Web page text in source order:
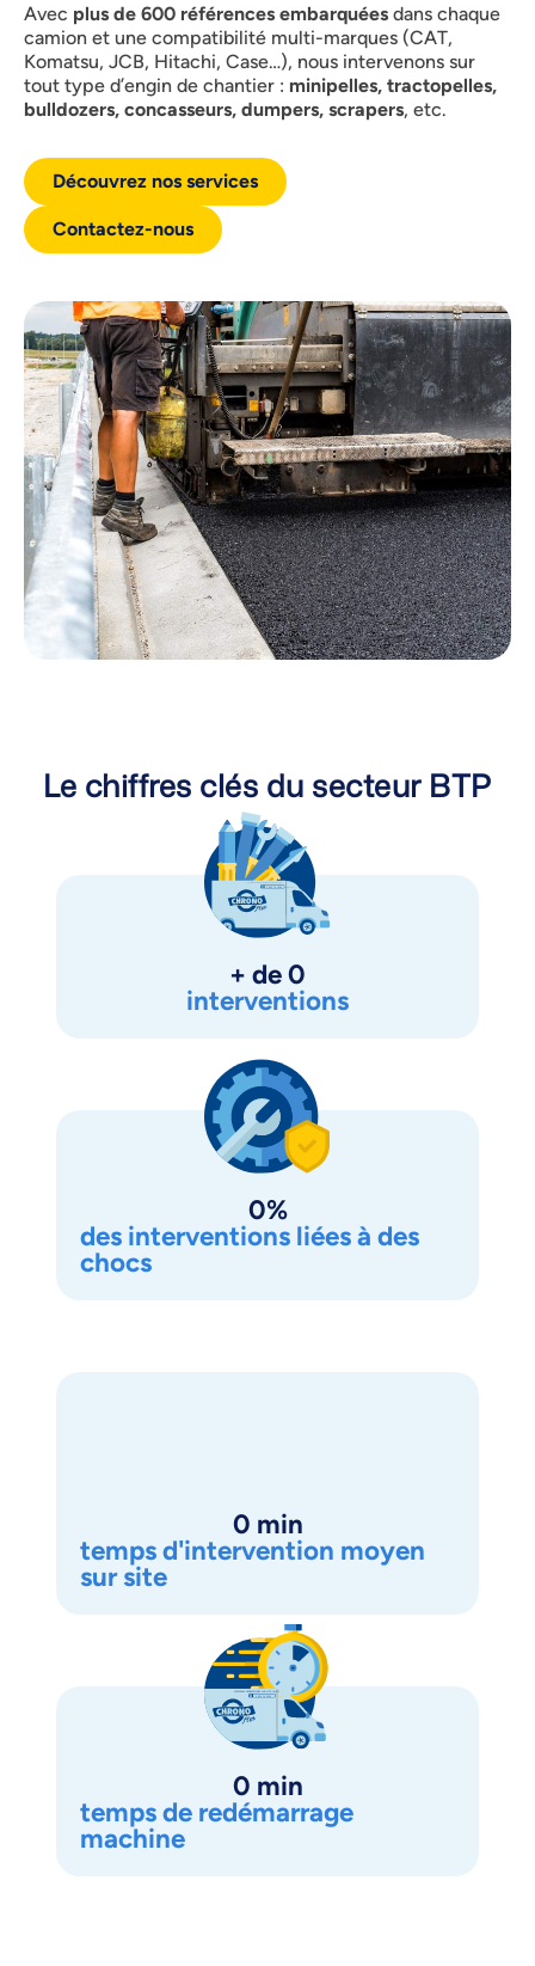
Avec plus de 600 références embarquées dans chaque
camion et une compatibilité multi-marques (CAT,
Komatsu, JCB, Hitachi, Case…), nous intervenons sur
tout type d’engin de chantier : minipelles, tractopelles,
bulldozers, concasseurs, dumpers, scrapers, etc.
Découvrez nos services
Contactez-nous
Le chiffres clés du secteur BTP
interventions
+ de 0
des interventions liées à des
chocs
0%
temps d'intervention moyen
sur site
0 min
temps de redémarrage
machine
0 min